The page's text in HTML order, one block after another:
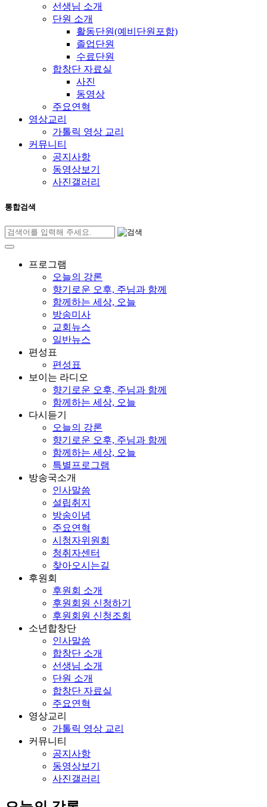
선생님 소개
단원 소개
활동단원(예비단원포함)
졸업단원
수료단원
합창단 자료실
사진
동영상
주요연혁
영상교리
가톨릭 영상 교리
커뮤니티
공지사항
동영상보기
사진갤러리
통합검색
프로그램
오늘의 강론
향기로운 오후, 주님과 함께
함께하는 세상, 오늘
방송미사
교회뉴스
일반뉴스
편성표
편성표
보이는 라디오
향기로운 오후, 주님과 함께
함께하는 세상, 오늘
다시듣기
오늘의 강론
향기로운 오후, 주님과 함께
함께하는 세상, 오늘
특별프로그램
방송국소개
인사말씀
설립취지
방송이념
주요연혁
시청자위원회
청취자센터
찾아오시는길
후원회
후원회 소개
후원회원 신청하기
후원회원 신청조회
소년합창단
인사말씀
합창단 소개
선생님 소개
단원 소개
합창단 자료실
주요연혁
영상교리
가톨릭 영상 교리
커뮤니티
공지사항
동영상보기
사진갤러리